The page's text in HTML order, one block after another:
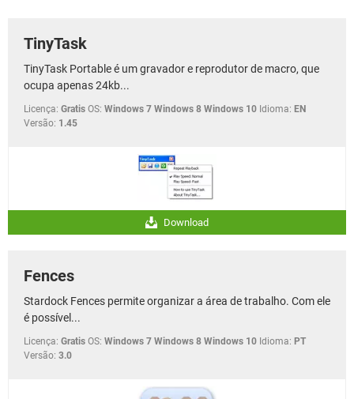
TinyTask
TinyTask Portable é um gravador e reprodutor de macro, que
ocupa apenas 24kb...
Licença: Gratis OS: Windows 7 Windows 8 Windows 10 Idioma: EN
Versão: 1.45
Download
Fences
Stardock Fences permite organizar a área de trabalho. Com ele
é possível...
Licença: Gratis OS: Windows 7 Windows 8 Windows 10 Idioma: PT
Versão: 3.0